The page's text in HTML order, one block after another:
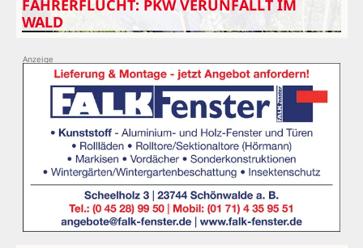
FAHRERFLUCHT: PKW VERUNFALLT IM
WALD